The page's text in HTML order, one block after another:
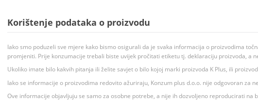
Korištenje podataka o proizvodu
Iako smo poduzeli sve mjere kako bismo osigurali da je svaka informacija o proizvodima
promjeniti. Prije konzumacije trebali biste uvijek pročitati etiketu tj. deklaraciju proizvoda, a
Ukoliko imate bilo kakvih pitanja ili želite savjet o bilo kojoj marki proizvoda K Plus, ili
Iako se informacije o proizvodima redovito ažuriraju, Konzum plus d.o.o. nije odgovoran za
Ove informacije objavljuju se samo za osobne potrebe, a nije ih dozvoljeno reproducirati